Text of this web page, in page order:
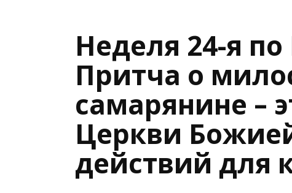
Неделя 24-я
Притча о
самарянине –
Церкви
действий для